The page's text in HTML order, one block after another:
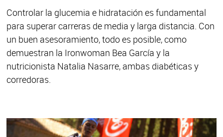
Controlar la glucemia e hidratación es fundamental
para superar carreras de media y larga distancia. Con
un buen asesoramiento, todo es posible, como
demuestran la Ironwoman Bea García y la
nutricionista Natalia Nasarre, ambas diabéticas y
corredoras.